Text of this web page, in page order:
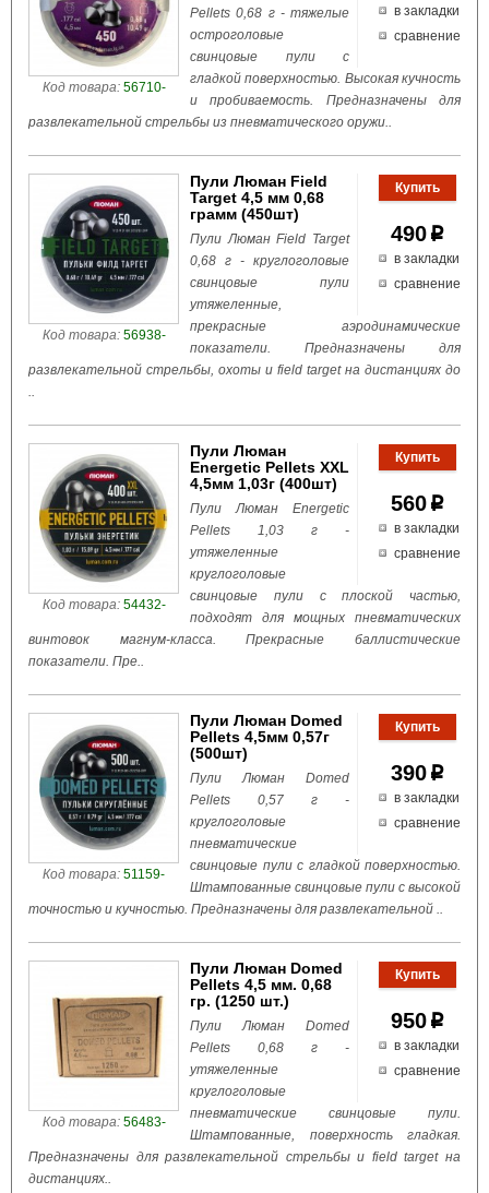
в закладки
сравнение
Код товара:56710-
Pellets 0,68 г - тяжелые
остроголовые
свинцовые пули с
гладкой поверхностью. Высокая кучность
и пробиваемость. Предназначены для
развлекательной стрельбы из пневматического оружи..
490 p
в закладки
сравнение
Код товара:56938-
Пули Люман Field
Target 4,5 мм 0,68
грамм (450шт)
Пули Люман Field Target
0,68 г - круглоголовые
свинцовые пули
утяжеленные,
прекрасные аэродинамические
показатели. Предназначены для
развлекательной стрельбы, охоты и field target на дистанциях до
..
560 p
в закладки
сравнение
Код товара:54432-
Пули Люман
Energetic Pellets XXL
4,5мм 1,03г (400шт)
Пули Люман Energetic
Pellets 1,03 г -
утяжеленные
круглоголовые
свинцовые пули с плоской частью,
подходят для мощных пневматических
винтовок магнум-класса. Прекрасные баллистические
показатели. Пре..
390 p
в закладки
сравнение
Код товара: 51159-
Пули Люман Domed
Pellets 4,5мм 0,57г
(500шт)
Пули Люман Domed
Pellets 0,57 г -
круглоголовые
пневматические
свинцовые пули с гладкой поверхностью.
Штампованные свинцовые пули с высокой
точностью и кучностью. Предназначены для развлекательной ..
950 p
в закладки
сравнение
Код товара:56483-
Пули Люман Domed
Pellets 4,5 мм. 0,68
гр. (1250 шт.)
Пули Люман Domed
Pellets 0,68 г -
утяжеленные
круглоголовые
пневматические свинцовые пули.
Штампованные, поверхность гладкая.
Предназначены для развлекательной стрельбы и field target на
дистанциях..